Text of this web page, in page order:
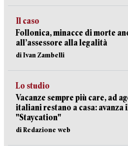
Il caso
Follonica, minacce di morte
all’assessore alla legalità
di Ivan Zambelli
Lo studio
Vacanze sempre più care, ad
italiani restano a casa: avanza
"Staycation"
di Redazione web